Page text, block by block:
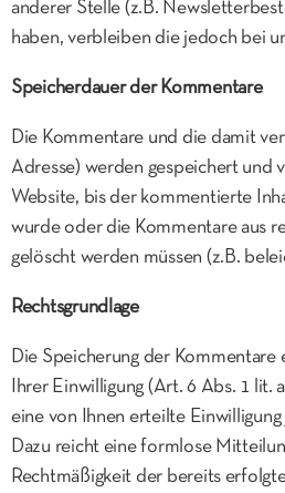
anderer Stelle (z.B.
haben, verbleiben die jedoch bei
Speicherdauer der Kommentare
Die Kommentare und die damit
Adresse) werden gespeichert und
Website, bis der kommentierte
wurde oder die Kommentare aus
gelöscht werden müssen (z.B.
Rechtsgrundlage
Die Speicherung der Kommentare
Ihrer Einwilligung (Art. 6 Abs. 1 lit.
eine von Ihnen erteilte
Dazu reicht eine formlose
Rechtmäßigkeit der bereits